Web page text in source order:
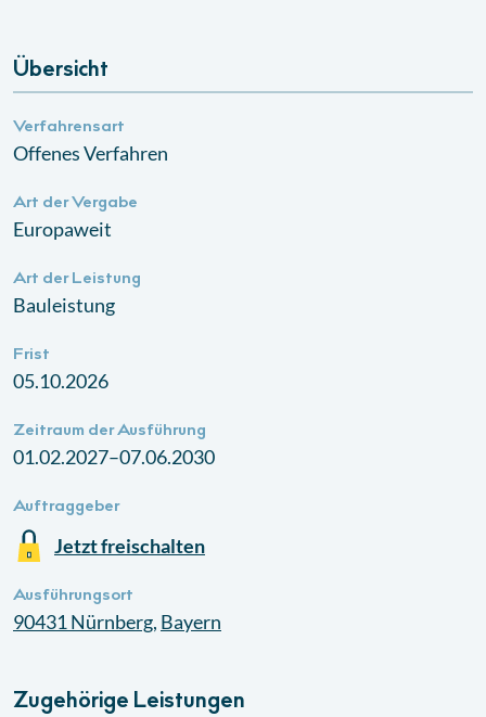
Übersicht
Verfahrensart
Offenes Verfahren
Art der Vergabe
Europaweit
Art der Leistung
Bauleistung
Frist
05.10.2026
Zeitraum der Ausführung
01.02.2027–07.06.2030
Auftraggeber
Jetzt freischalten
Ausführungsort
90431 Nürnberg, Bayern
Zugehörige Leistungen